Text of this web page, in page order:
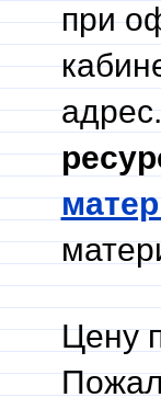
при
Цену